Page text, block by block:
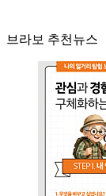
브라보 추천뉴스